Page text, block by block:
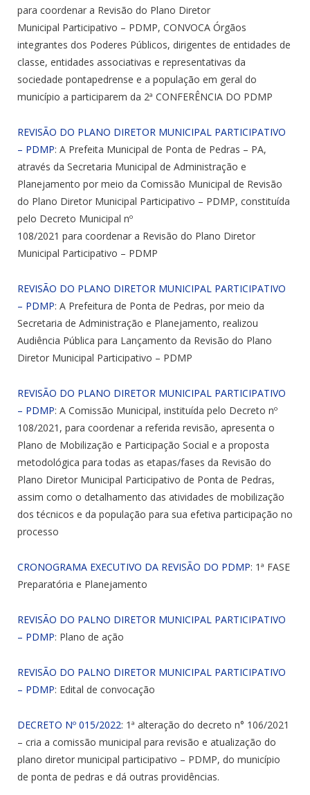
para coordenar a Revisão do Plano Diretor
Municipal Participativo – PDMP, CONVOCA Órgãos
integrantes dos Poderes Públicos, dirigentes de entidades de
classe, entidades associativas e representativas da
sociedade pontapedrense e a população em geral do
município a participarem da 2ª CONFERÊNCIA DO PDMP
REVISÃO DO PLANO DIRETOR MUNICIPAL PARTICIPATIVO
– PDMP: A Prefeita Municipal de Ponta de Pedras – PA,
através da Secretaria Municipal de Administração e
Planejamento por meio da Comissão Municipal de Revisão
do Plano Diretor Municipal Participativo – PDMP, constituída
pelo Decreto Municipal nº
108/2021 para coordenar a Revisão do Plano Diretor
Municipal Participativo – PDMP
REVISÃO DO PLANO DIRETOR MUNICIPAL PARTICIPATIVO
– PDMP: A Prefeitura de Ponta de Pedras, por meio da
Secretaria de Administração e Planejamento, realizou
Audiência Pública para Lançamento da Revisão do Plano
Diretor Municipal Participativo – PDMP
REVISÃO DO PLANO DIRETOR MUNICIPAL PARTICIPATIVO
– PDMP: A Comissão Municipal, instituída pelo Decreto nº
108/2021, para coordenar a referida revisão, apresenta o
Plano de Mobilização e Participação Social e a proposta
metodológica para todas as etapas/fases da Revisão do
Plano Diretor Municipal Participativo de Ponta de Pedras,
assim como o detalhamento das atividades de mobilização
dos técnicos e da população para sua efetiva participação no
processo
CRONOGRAMA EXECUTIVO DA REVISÃO DO PDMP: 1ª FASE
Preparatória e Planejamento
REVISÃO DO PALNO DIRETOR MUNICIPAL PARTICIPATIVO
– PDMP: Plano de ação
REVISÃO DO PALNO DIRETOR MUNICIPAL PARTICIPATIVO
– PDMP: Edital de convocação
DECRETO Nº 015/2022: 1ª alteração do decreto n° 106/2021
– cria a comissão municipal para revisão e atualização do
plano diretor municipal participativo – PDMP, do município
de ponta de pedras e dá outras providências.